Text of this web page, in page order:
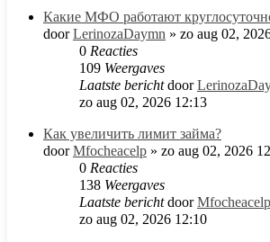
Какие МФО работают
doorLerinozaDaymn » zo aug 02,
0 Reacties
109 Weergaves
Laatste berichtdoor
zo aug 02, 2026 12:13
Как увеличить лимит займа?
doorMfocheacelp » zo aug 02, 2026
0 Reacties
138 Weergaves
Laatste berichtdoorMfocheacelp
zo aug 02, 2026 12:10